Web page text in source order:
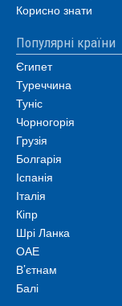
Корисно знати
Популярні країни
Єгипет
Туреччина
Туніс
Чорногорія
Грузія
Болгарія
Іспанія
Італія
Кіпр
Шрі Ланка
ОАЕ
В’єтнам
Балі